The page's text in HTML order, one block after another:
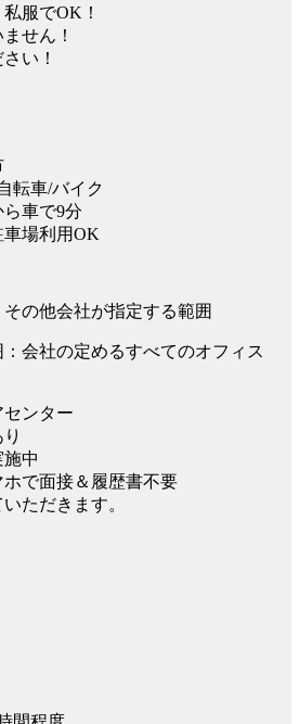
服でOK！
せん！
い！
転車/バイク
車で9分
場利用OK
の他会社が指定する範囲
会社の定めるすべてのオフィス
ンター
中
で面接＆履歴書不要
ただきます。